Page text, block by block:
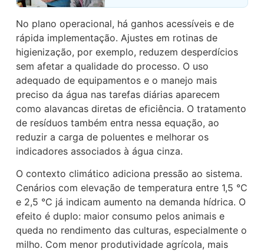
No plano operacional, há ganhos acessíveis e de
rápida implementação. Ajustes em rotinas de
higienização, por exemplo, reduzem desperdícios
sem afetar a qualidade do processo. O uso
adequado de equipamentos e o manejo mais
preciso da água nas tarefas diárias aparecem
como alavancas diretas de eficiência. O tratamento
de resíduos também entra nessa equação, ao
reduzir a carga de poluentes e melhorar os
indicadores associados à água cinza.
O contexto climático adiciona pressão ao sistema.
Cenários com elevação de temperatura entre 1,5 °C
e 2,5 °C já indicam aumento na demanda hídrica. O
efeito é duplo: maior consumo pelos animais e
queda no rendimento das culturas, especialmente o
milho. Com menor produtividade agrícola, mais